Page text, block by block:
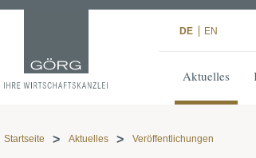
DE EN
Aktuelles
Startseite Aktuelles Veröffentlichungen